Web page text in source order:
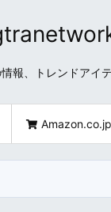
報、トレンドアイ
Amazon.co.jp